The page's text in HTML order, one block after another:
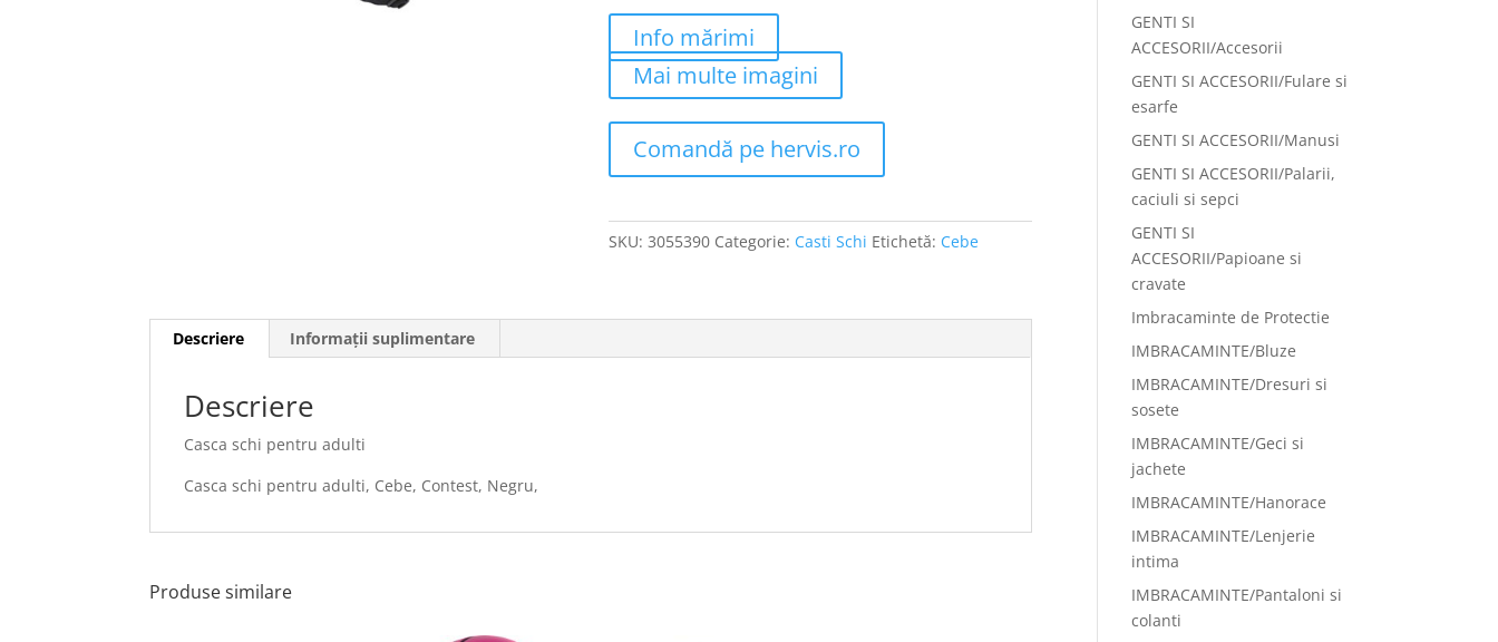
Info mărimi
Mai multe imagini
Comandă pe hervis.ro
SKU:3055390 Categorie: Casti Schi Etichetă: Cebe
Descriere Informații suplimentare
Descriere
Casca schi pentru adulti
Casca schi pentru adulti, Cebe, Contest, Negru,
Produse similare
GENTI SI
ACCESORII/Accesorii
GENTI SI ACCESORII/Fulare si
esarfe
GENTI SI ACCESORII/Manusi
GENTI SI ACCESORII/Palarii,
caciuli si sepci
GENTI SI
ACCESORII/Papioane si
cravate
Imbracaminte de Protectie
IMBRACAMINTE/Bluze
IMBRACAMINTE/Dresuri si
sosete
IMBRACAMINTE/Geci si
jachete
IMBRACAMINTE/Hanorace
IMBRACAMINTE/Lenjerie
intima
IMBRACAMINTE/Pantaloni si
colanti